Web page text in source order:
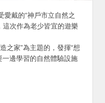
愛戴的“神戶市立自然之
這次作為老少皆宜的遊樂
之家”為主題的，發揮“想
一邊學習的自然體驗設施